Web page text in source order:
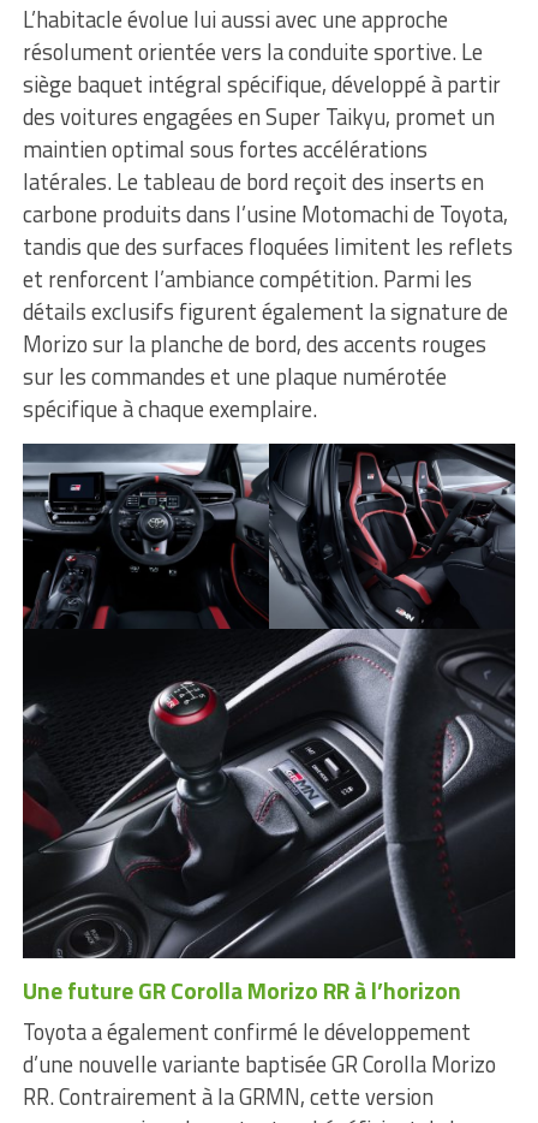
L’habitacle évolue lui aussi avec une approche
résolument orientée vers la conduite sportive. Le
siège baquet intégral spécifique, développé à partir
des voitures engagées en Super Taikyu, promet un
maintien optimal sous fortes accélérations
latérales. Le tableau de bord reçoit des inserts en
carbone produits dans l’usine Motomachi de Toyota,
tandis que des surfaces floquées limitent les reflets
et renforcent l’ambiance compétition. Parmi les
détails exclusifs figurent également la signature de
Morizo sur la planche de bord, des accents rouges
sur les commandes et une plaque numérotée
spécifique à chaque exemplaire.
Une future GR Corolla Morizo RR à l’horizon
Toyota a également confirmé le développement
d’une nouvelle variante baptisée GR Corolla Morizo
RR. Contrairement à la GRMN, cette version